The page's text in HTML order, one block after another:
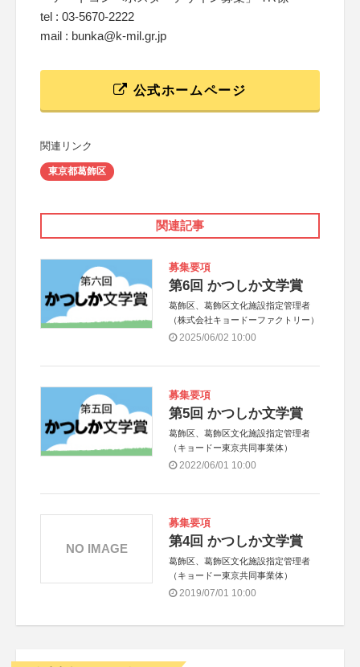
tel : 03-5670-2222
mail : bunka@k-mil.gr.jp
公式ホームページ
関連リンク
東京都葛飾区
関連記事
募集要項
第6回 かつしか文学賞
葛飾区、葛飾区文化施設指定管理者
（株式会社キョードーファクトリー）
2025/06/02 10:00
募集要項
第5回 かつしか文学賞
葛飾区、葛飾区文化施設指定管理者
（キョードー東京共同事業体）
2022/06/01 10:00
募集要項
第4回 かつしか文学賞
葛飾区、葛飾区文化施設指定管理者
（キョードー東京共同事業体）
2019/07/01 10:00
NO IMAGE